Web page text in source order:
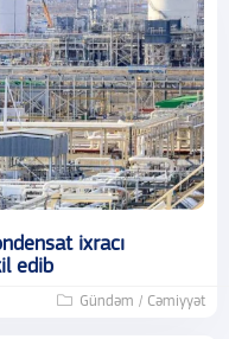
ixracı
edib
Gündəm / Cəmiyyət